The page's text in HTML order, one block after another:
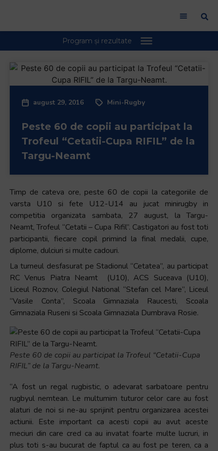
august 29, 2016 Mini-Rugby
Peste 60 de copii au participat la
Trofeul “Cetatii-Cupa RIFIL” de la
Targu-Neamt
Timp de cateva ore, peste 60 de copii la categoriile de
varsta U10 si fete U12-U14 au jucat minirugby in
competitia organizata sambata, 27 august, la Targu-
Neamt, Trofeul “Cetatii – Cupa Rifil”. Castigatori au fost toti
participantii, fiecare copil primind la final medalii, cupe,
diplome, dulciuri si multe cadouri.
La turneul desfasurat pe Stadionul “Cetatea”, au participat
RC Venus Piatra Neamt (U10), ACS Suceava (U10),
Liceul Roznov, Colegiul National “Stefan cel Mare”, Liceul
“Vasile Conta”, Scoala Gimnaziala Raucesti, Scoala
Gimnaziala Ruseni si Scoala Gimnaziala Dumbrava Rosie.
Peste 60 de copii au participat la Trofeul “Cetatii-Cupa
RIFIL” de la Targu-Neamt.
“A fost un regal rugbistic, o adevarat sarbatoare pentru
rugbyul nemtean. Le multumim tuturor celor care au fost
alaturi de noi si ne-au sprijinit pentru organizarea acestei
actiunii. Este important ca acesti copii au avut aceste
meciuri din care cred ca au invatat foarte multe lucruri, in
plus toti s-au bucurat de faptul ca au fost pe teren, ca a